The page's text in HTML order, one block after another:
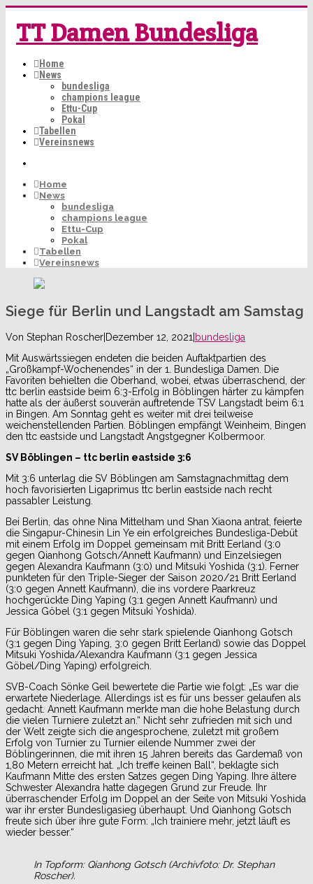
TT Damen Bundesliga
Home
News
bundesliga
champions league
Ettu-Cup
Pokal
Tabellen
Vereinsnews
Home
News
bundesliga
champions league
Ettu-Cup
Pokal
Tabellen
Vereinsnews
Siege für Berlin und Langstadt am Samstag
Von Stephan Roscher|Dezember 12, 2021|bundesliga
Mit Auswärtssiegen endeten die beiden Auftaktpartien des
„Großkampf-Wochenendes“ in der 1. Bundesliga Damen. Die
Favoriten behielten die Oberhand, wobei, etwas überraschend, der
ttc berlin eastside beim 6:3-Erfolg in Böblingen härter zu kämpfen
hatte als der äußerst souverän auftretende TSV Langstadt beim 6:1
in Bingen. Am Sonntag geht es weiter mit drei teilweise
weichenstellenden Partien. Böblingen empfängt Weinheim, Bingen
den ttc eastside und Langstadt Angstgegner Kolbermoor.
SV Böblingen – ttc berlin eastside 3:6
Mit 3:6 unterlag die SV Böblingen am Samstagnachmittag dem
hoch favorisierten Ligaprimus ttc berlin eastside nach recht
passabler Leistung.
Bei Berlin, das ohne Nina Mittelham und Shan Xiaona antrat, feierte
die Singapur-Chinesin Lin Ye ein erfolgreiches Bundesliga-Debüt
mit einem Erfolg im Doppel gemeinsam mit Britt Eerland (3:0
gegen Qianhong Gotsch/Annett Kaufmann) und Einzelsiegen
gegen Alexandra Kaufmann (3:0) und Mitsuki Yoshida (3:1). Ferner
punkteten für den Triple-Sieger der Saison 2020/21 Britt Eerland
(3:0 gegen Annett Kaufmann), die ins vordere Paarkreuz
hochgerückte Ding Yaping (3:1 gegen Annett Kaufmann) und
Jessica Göbel (3:1 gegen Mitsuki Yoshida).
Für Böblingen waren die sehr stark spielende Qianhong Gotsch
(3:1 gegen Ding Yaping, 3:0 gegen Britt Eerland) sowie das Doppel
Mitsuki Yoshida/Alexandra Kaufmann (3:1 gegen Jessica
Göbel/Ding Yaping) erfolgreich.
SVB-Coach Sönke Geil bewertete die Partie wie folgt: „Es war die
erwartete Niederlage. Allerdings ist es für uns besser gelaufen als
gedacht. Annett Kaufmann merkte man die hohe Belastung durch
die vielen Turniere zuletzt an.“ Nicht sehr zufrieden mit sich und
der Welt zeigte sich die angesprochene, zuletzt mit großem
Erfolg von Turnier zu Turnier eilende Nummer zwei der
Böblingerinnen, die mit ihren 15 Jahren bereits das Gardemaß von
1,80 Metern erreicht hat. „Ich treffe keinen Ball“, beklagte sich
Kaufmann Mitte des ersten Satzes gegen Ding Yaping. Ihre ältere
Schwester Alexandra hatte dagegen Grund zur Freude. Ihr
überraschender Erfolg im Doppel an der Seite von Mitsuki Yoshida
war ihr erster Bundesligasieg überhaupt. Und Qianhong Gotsch
freute sich über ihre gute Form: „Ich trainiere mehr, jetzt läuft es
wieder besser.“
In Topform: Qianhong Gotsch (Archivfoto: Dr. Stephan
Roscher).